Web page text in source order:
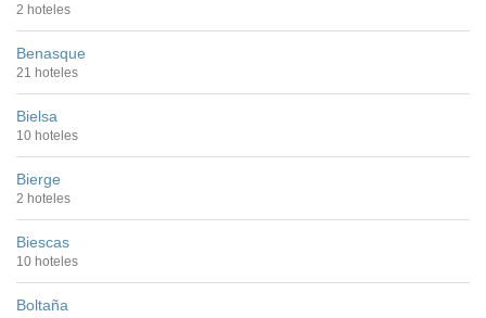
2 hoteles
Benasque
21 hoteles
Bielsa
10 hoteles
Bierge
2 hoteles
Biescas
10 hoteles
Boltaña